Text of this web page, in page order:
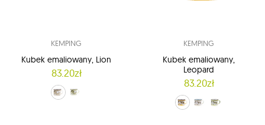
KEMPING
Kubek emaliowany, Lion
83.20zł
żółty (Banana)
zielony (Pale Green)
KEMPING
Kubek emaliowany,
Leopard
83.20zł
pomarańczowy (Apricot)
żółty (Banana)
zielony (Pastel Green)